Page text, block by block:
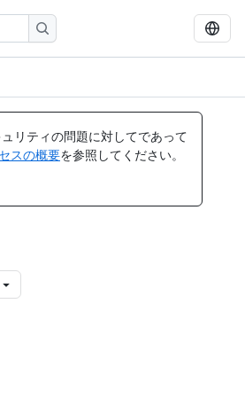
リティの問題に対してであって
スの概要を参照してください。